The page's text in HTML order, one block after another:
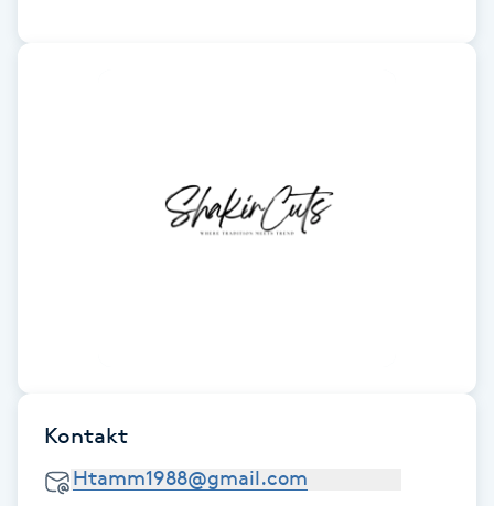
D
Extensions borttagning
Eyeliner-tatuering
Kontakt